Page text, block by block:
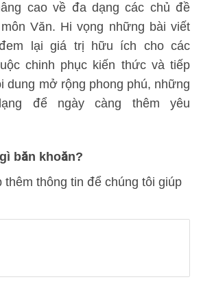
cao về đa dạng các chủ đề
Văn. Hi vọng những bài viết
lại giá trị hữu ích cho các
chinh phục kiến thức và tiếp
dung mở rộng phong phú, những
để ngày càng thêm yêu
băn khoăn?
thêm thông tin để chúng tôi giúp